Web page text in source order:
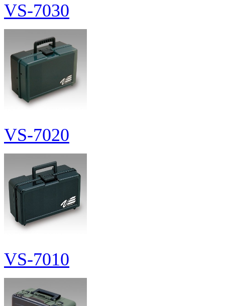
VS-7030
VS-7020
VS-7010